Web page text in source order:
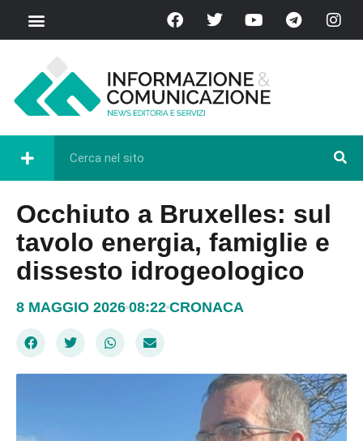
Occhiuto a Bruxelles: sul
tavolo energia, famiglie e
dissesto idrogeologico
8 MAGGIO 2026 08:22 CRONACA